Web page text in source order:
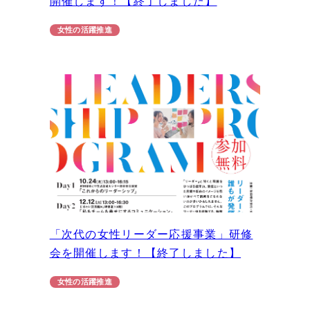
女性の活躍推進
「次代の女性リーダー応援事業」研修
会を開催します！【終了しました】
女性の活躍推進